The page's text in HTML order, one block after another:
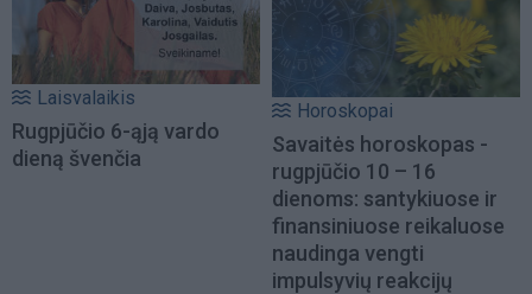
Laisvalaikis
Rugpjūčio 6-ąją vardo
dieną švenčia
Horoskopai
Savaitės horoskopas -
rugpjūčio 10 – 16
dienoms: santykiuose ir
finansiniuose reikaluose
naudinga vengti
impulsyvių reakcijų